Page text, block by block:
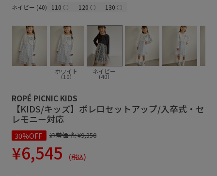
ネイビー (40) 110○ 120 ○ 130 ○
ホワイト
(10)
ネイビー
(40)
ROPÉ PICNIC KIDS
【KIDS/キッズ】ボレロセットアップ/入卒式・セ
レモニー対応
30%OFF 通常価格:¥9,350
¥6,545 (税込)